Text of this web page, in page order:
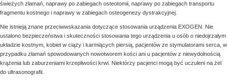
świeżych złamań, naprawy po zabiegach osteotomii, naprawy po zabiegach transportu
fragmentu kostnego i naprawy w zabiegach osteogenezy dystrakcyjnej.
Nie istnieją znane przeciwwskazania dotyczące stosowania urządzenia EXOGEN. Nie
ustalono bezpieczeństwa i skuteczności stosowania tego urządzenia u osób o niedojrzałym
układzie kostnym, kobiet w ciąży i karmiących piersią, pacjentów ze stymulatorami serca, w
przypadku złamań spowodowanych nowotworem kości ani u pacjentów z niewydolnością
krążenia lub zaburzeniami krzepliwości krwi. Niektórzy pacjenci mogą być uczuleni na żel
do ultrasonografii.